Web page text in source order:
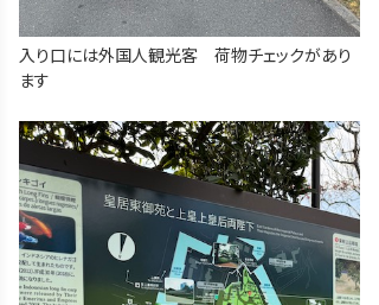
入り口には外国人観光客 荷物チェックがあり
ます